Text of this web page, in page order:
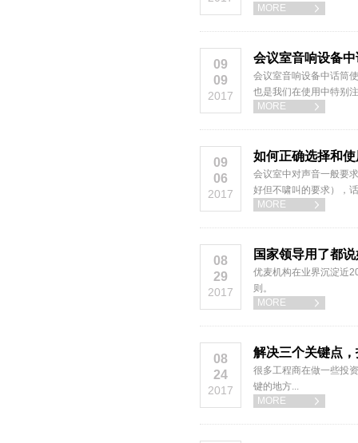
MORE

09
09
2017
会议室音响设备
会议室音响设备中话筒
也是我们在使用中特别
MORE

09
06
2017
如何正确选择和
会议室中对声音一般要
好但不啸叫的要求），
MORE

08
29
2017
国家领导用了都
优麦机构在业界沉淀近
则。
MORE

08
24
2017
解决三个关键点
很多工程商在做一些投
键的地方...
MORE
